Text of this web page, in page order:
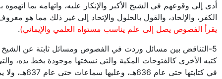
أدى إلى وقوعهم في الشيخ الأكبر والإنكار عليه، واتهامه بما
الكفر، والإلحاد، والقول بالحلول والإتحاد إلى غير ذلك مما هو
يقرأ الفصوص يصل إلى علم يناسب مستواه العلمي والإيماني).
5-التناقض بين مسائل وردت في الفصوص ومسائل ثابتة عن
كتبه الأخرى كالفتوحات المكية والتي نسختها موجودة بخط يده،
في كتابتها حتى عام 636هـ،